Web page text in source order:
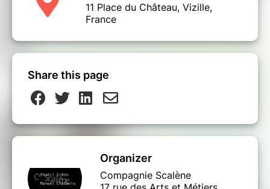
11 Place du Château, Vizille,
France
Share this page
Organizer
Compagnie Scalène